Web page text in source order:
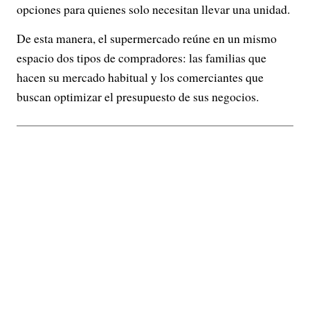
opciones para quienes solo necesitan llevar una unidad.
De esta manera, el supermercado reúne en un mismo
espacio dos tipos de compradores: las familias que
hacen su mercado habitual y los comerciantes que
buscan optimizar el presupuesto de sus negocios.